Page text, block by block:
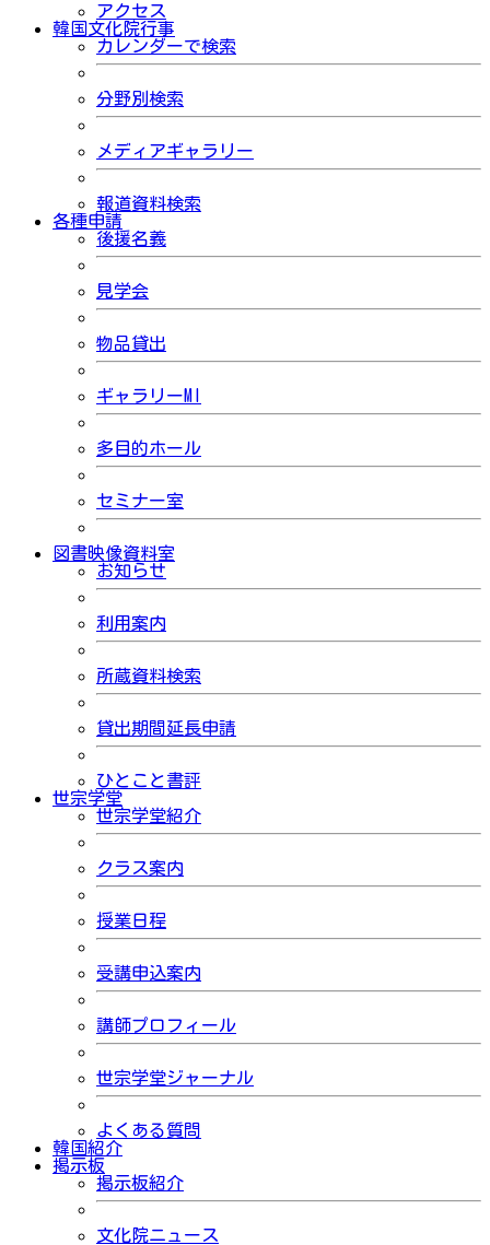
アクセス
韓国文化院行事
カレンダーで検索
分野別検索
メディアギャラリー
報道資料検索
各種申請
後援名義
見学会
物品貸出
ギャラリーMI
多目的ホール
セミナー室
図書映像資料室
お知らせ
利用案内
所蔵資料検索
貸出期間延長申請
ひとこと書評
世宗学堂
世宗学堂紹介
クラス案内
授業日程
受講申込案内
講師プロフィール
世宗学堂ジャーナル
よくある質問
韓国紹介
掲示板
掲示板紹介
文化院ニュース